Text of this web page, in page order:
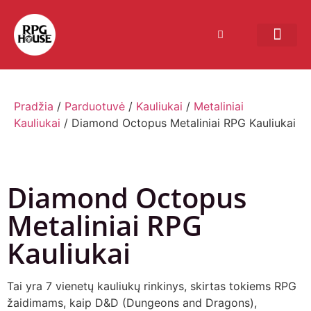
Pradžia / Parduotuvė / Kauliukai / Metaliniai
Kauliukai / Diamond Octopus Metaliniai RPG Kauliukai
Diamond Octopus
Metaliniai RPG
Kauliukai
Tai yra 7 vienetų kauliukų rinkinys, skirtas tokiems RPG
žaidimams, kaip D&D (Dungeons and Dragons),